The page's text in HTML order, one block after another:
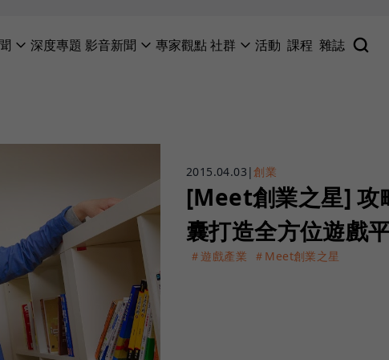
深度專題 影音新聞 專家觀點社群 活動 課程 雜誌
2015.04.03 |創業
[Meet創業之星] 攻
囊打造全方位遊戲
＃遊戲產業 ＃Meet創業之星